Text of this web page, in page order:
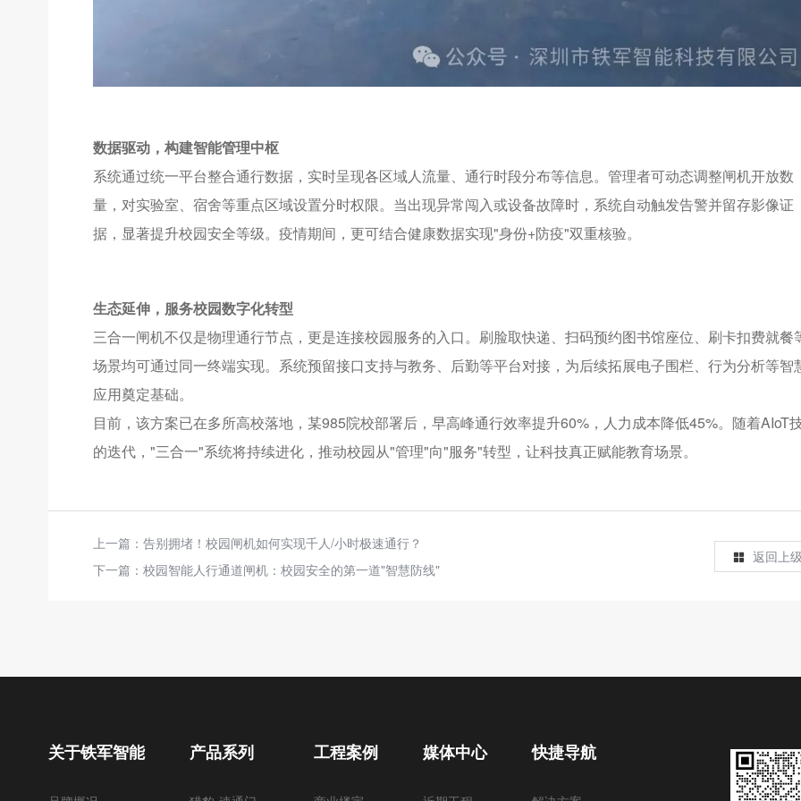
数据驱动，构建智能管理中枢
系统通过统一平台整合通行数据，实时呈现各区域人流量、通行时段分布等信息。管理者可动态调整闸机开放数
量，对实验室、宿舍等重点区域设置分时权限。当出现异常闯入或设备故障时，系统自动触发告警并留存影像证
据，显著提升校园安全等级。疫情期间，更可结合健康数据实现"身份+防疫"双重核验。
生态延伸，服务校园数字化转型
三合一闸机不仅是物理通行节点，更是连接校园服务的入口。刷脸取快递、扫码预约图书馆座位、刷卡扣费就餐
场景均可通过同一终端实现。系统预留接口支持与教务、后勤等平台对接，为后续拓展电子围栏、行为分析等智
应用奠定基础。
目前，该方案已在多所高校落地，某985院校部署后，早高峰通行效率提升60%，人力成本降低45%。随着AIoT
的迭代，"三合一"系统将持续进化，推动校园从"管理"向"服务"转型，让科技真正赋能教育场景。
上一篇： 告别拥堵！校园闸机如何实现千人/小时极速通行？
下一篇： 校园智能人行通道闸机：校园安全的第一道"智慧防线"
返回上
关于铁军智能 产品系列 工程案例 媒体中心 快捷导航